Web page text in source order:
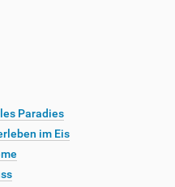
Paradies
im Eis